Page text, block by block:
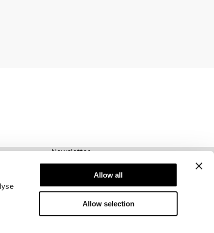
Allow all
Allow selection
Newsletter
Prenumerera på vårt nyhetsbrev! Få exklusiva
erbjudanden, våra senaste nyheter och mycket
mer.